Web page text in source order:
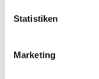
Statistiken
Marketing